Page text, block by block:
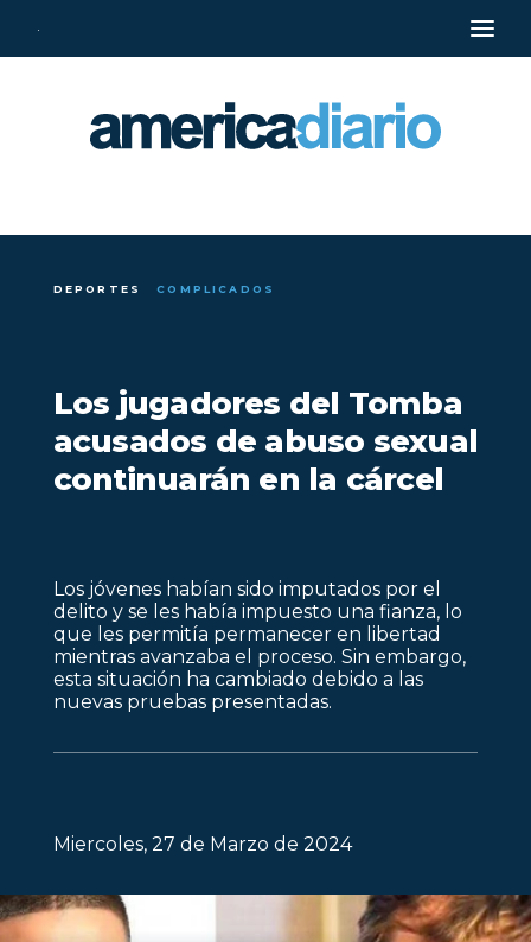
·
DEPORTES COMPLICADOS
Los jugadores del Tomba
acusados de abuso sexual
continuarán en la cárcel
Los jóvenes habían sido imputados por el
delito y se les había impuesto una fianza, lo
que les permitía permanecer en libertad
mientras avanzaba el proceso. Sin embargo,
esta situación ha cambiado debido a las
nuevas pruebas presentadas.
Miercoles, 27 de Marzo de 2024